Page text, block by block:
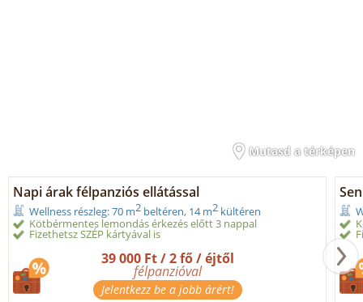
Mutasd a térképen
Napi árak félpanziós ellátással
Wellness részleg: 70 m2 beltéren, 14 m2 kültéren
Kötbérmentes lemondás érkezés előtt 3 nappal
Fizethetsz SZÉP kártyával is
39 000 Ft / 2 fő / éjtől
félpanzióval
Jelentkezz be a jobb árért!